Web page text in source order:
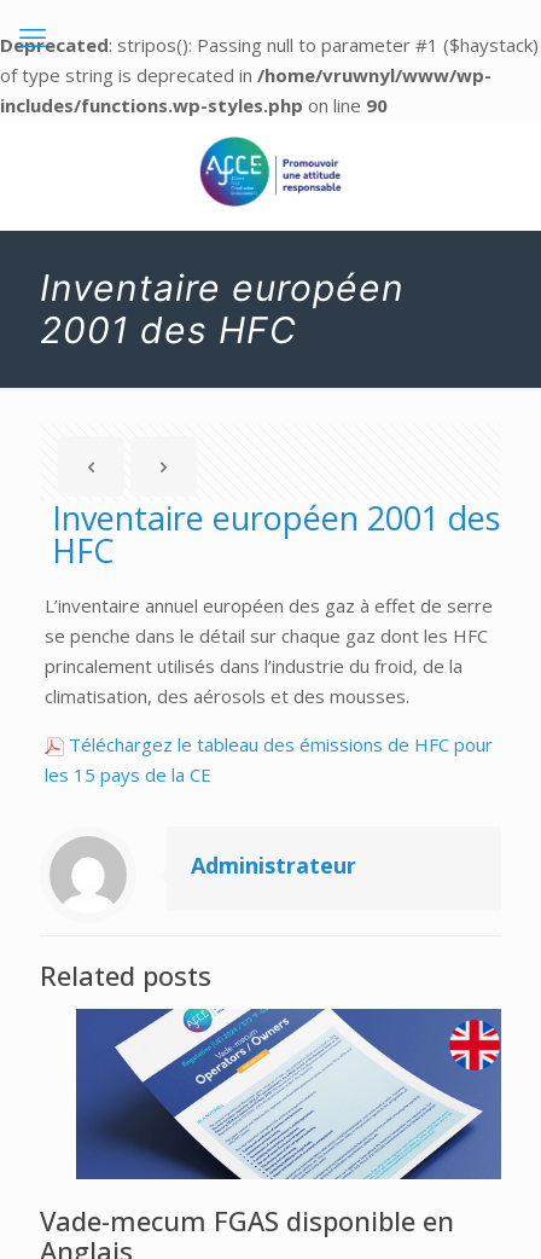
Deprecated: stripos(): Passing null to parameter #1 ($haystack)
of type string is deprecated in /home/vruwnyl/www/wp-
includes/functions.wp-styles.php on line 90
Inventaire européen
2001 des HFC
Inventaire européen 2001 des
HFC
L’inventaire annuel européen des gaz à effet de serre
se penche dans le détail sur chaque gaz dont les HFC
princalement utilisés dans l’industrie du froid, de la
climatisation, des aérosols et des mousses.
Téléchargez le tableau des émissions de HFC pour
les 15 pays de la CE
Administrateur
Related posts
Vade-mecum FGAS disponible en
Anglais